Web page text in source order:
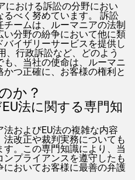
における訴訟の分野におい
べく努めています。 訴訟
ームは、ルーマニアの法制
分野の紛争において他に類
イザリーサービスを提供し
、行政訴訟など、どのよう
、当社の使命は、ルーマニ
つ正確に、お客様の権利と
か？
法に関する専門知
およびEU法の複雑な内容
改正や裁判実務についても
。この専門知識により、当
プライアンスを遵守したも
おいてお客様に最善の弁護